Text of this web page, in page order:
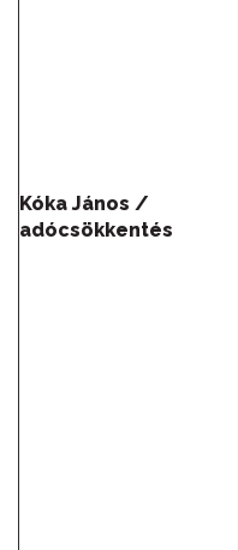
Kóka János /
adócsökkentés